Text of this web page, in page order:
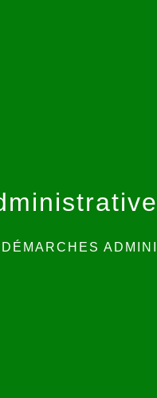
DÉMARCHES